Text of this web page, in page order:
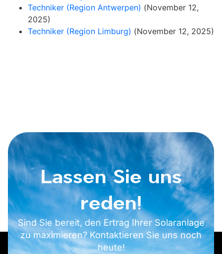
Techniker (Region Antwerpen) (November 12,
2025)
Techniker (Region Limburg) (November 12, 2025)
Lassen Sie uns
reden!
Sind Sie bereit, den Ertrag Ihrer Solaranlage
zu maximieren? Kontaktieren Sie uns noch
heute!